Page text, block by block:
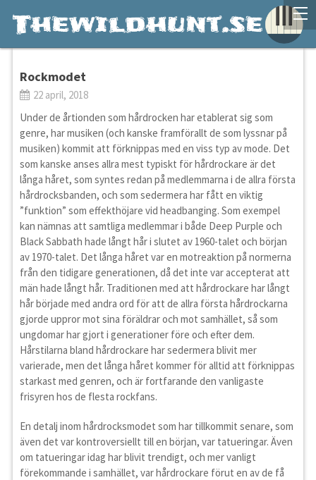
Rockmodet
22 april, 2018
Under de årtionden som hårdrocken har etablerat sig som
genre, har musiken (och kanske framförallt de som lyssnar på
musiken) kommit att förknippas med en viss typ av mode. Det
som kanske anses allra mest typiskt för hårdrockare är det
långa håret, som syntes redan på medlemmarna i de allra första
hårdrocksbanden, och som sedermera har fått en viktig
”funktion” som effekthöjare vid headbanging. Som exempel
kan nämnas att samtliga medlemmar i både Deep Purple och
Black Sabbath hade långt hår i slutet av 1960-talet och början
av 1970-talet. Det långa håret var en motreaktion på normerna
från den tidigare generationen, då det inte var accepterat att
män hade långt hår. Traditionen med att hårdrockare har långt
hår började med andra ord för att de allra första hårdrockarna
gjorde uppror mot sina föräldrar och mot samhället, så som
ungdomar har gjort i generationer före och efter dem.
Hårstilarna bland hårdrockare har sedermera blivit mer
varierade, men det långa håret kommer för alltid att förknippas
starkast med genren, och är fortfarande den vanligaste
frisyren hos de flesta rockfans.
En detalj inom hårdrocksmodet som har tillkommit senare, som
även det var kontroversiellt till en början, var tatueringar. Även
om tatueringar idag har blivit trendigt, och mer vanligt
förekommande i samhället, var hårdrockare förut en av de få